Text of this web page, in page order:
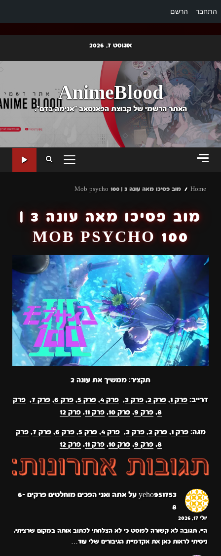
התחבר הרשם
content
אוגוסט 7, 2026
AnimeBlood
האתר הרשמי של קבוצת הפאנסאב "אנימה בדם".
PRIMARY
Home מוב פסיכו מאה עונה 3 | Mob psycho 100
מוב פסיכו מאה עונה 3 |
MOB PSYCHO 100
תקציר: ממשיך את עונה 2
דרייב: פרק 1 , פרק 2 , פרק 3 , פרק 4 , פרק 5 , פרק 6 , פרק 7 , פרק
8
,פרק 9 ,פרק 10 ,פרק 11 ,פרק 12
מגה:פרק 1 ,פרק 2 ,פרק 3 ,פרק 4 ,פרק 5 ,פרק 6 ,פרק 7 ,פרק
8
,פרק 9 ,פרק 10 ,פרק 11 ,פרק 12
yeho951753 על
אתה ואני הפכים מוחלטים פרקים 6-
8
יולי 17, 2026
היי. תגובה לא קשורה לפוסט כי לא הצלחתי לכתוב אותה במקום שרציתי.
ניסיתי לראות כאן את אקדמיית הגיבורים שלי עוד…